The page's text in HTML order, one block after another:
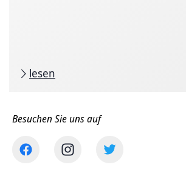
lesen
Besuchen Sie uns auf